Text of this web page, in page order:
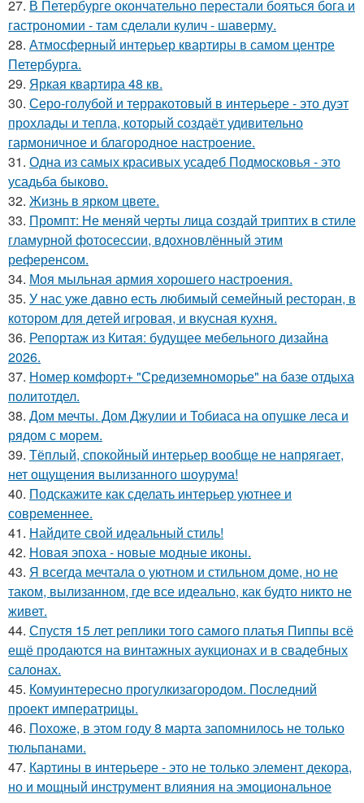
27. В Петербурге окончательно перестали бояться бога и
гастрономии - там сделали кулич - шаверму.
28. Атмосферный интерьер квартиры в самом центре
Петербурга.
29. Яркая квартира 48 кв.
30. Серо-голубой и терракотовый в интерьере - это дуэт
прохлады и тепла, который создаёт удивительно
гармоничное и благородное настроение.
31. Одна из самых красивых усадеб Подмосковья - это
усадьба быково.
32. Жизнь в ярком цвете.
33. Промпт: Не меняй черты лица создай триптих в стиле
гламурной фотосессии, вдохновлённый этим
референсом.
34. Моя мыльная армия хорошего настроения.
35. У нас уже давно есть любимый семейный ресторан, в
котором для детей игровая, и вкусная кухня.
36. Репортаж из Китая: будущее мебельного дизайна
2026.
37. Номер комфорт+ "Средиземноморье" на базе отдыха
политотдел.
38. Дом мечты. Дом Джулии и Тобиаса на опушке леса и
рядом с морем.
39. Тёплый, спокойный интерьер вообще не напрягает,
нет ощущения вылизанного шоурума!
40. Подскажите как сделать интерьер уютнее и
современнее.
41. Найдите свой идеальный стиль!
42. Новая эпоха - новые модные иконы.
43. Я всегда мечтала о уютном и стильном доме, но не
таком, вылизанном, где все идеально, как будто никто не
живет.
44. Спустя 15 лет реплики того самого платья Пиппы всё
ещё продаются на винтажных аукционах и в свадебных
салонах.
45. Комуинтересно прогулкизагородом. Последний
проект императрицы.
46. Похоже, в этом году 8 марта запомнилось не только
тюльпанами.
47. Картины в интерьере - это не только элемент декора,
но и мощный инструмент влияния на эмоциональное